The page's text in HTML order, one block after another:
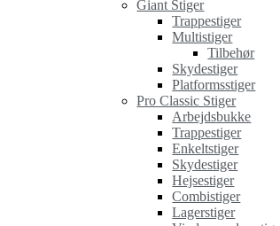
Giant Stiger
Trappestiger
Multistiger
Tilbehør
Skydestiger
Platformsstiger
Pro Classic Stiger
Arbejdsbukke
Trappestiger
Enkeltstiger
Skydestiger
Hejsestiger
Combistiger
Lagerstiger